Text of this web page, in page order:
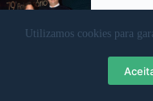
Utilizamos cookies para